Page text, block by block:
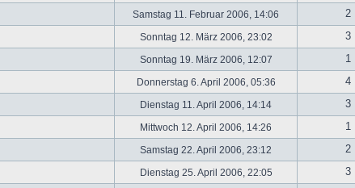
Samstag 11. Februar 2006, 14:06
2
Sonntag 12. März 2006, 23:02
3
Sonntag 19. März 2006, 12:07
1
Donnerstag 6. April 2006, 05:36
4
Dienstag 11. April 2006, 14:14
3
Mittwoch 12. April 2006, 14:26
1
Samstag 22. April 2006, 23:12
2
Dienstag 25. April 2006, 22:05
3